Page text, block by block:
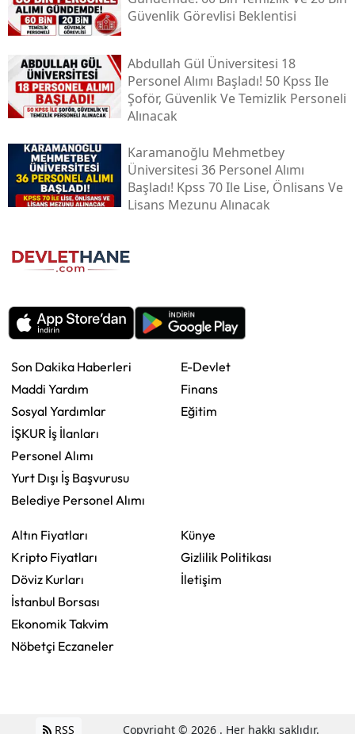
Güvenlik Görevlisi Beklentisi
Abdullah Gül Üniversitesi 18
Personel Alımı Başladı! 50 Kpss Ile
Şoför, Güvenlik Ve Temizlik Personeli
Alınacak
Karamanoğlu Mehmetbey
Üniversitesi 36 Personel Alımı
Başladı! Kpss 70 Ile Lise, Önlisans Ve
Lisans Mezunu Alınacak
Son Dakika Haberleri
Maddi Yardım
Sosyal Yardımlar
İŞKUR İş İlanları
Personel Alımı
Yurt Dışı İş Başvurusu
Belediye Personel Alımı
E-Devlet
Finans
Eğitim
Altın Fiyatları
Kripto Fiyatları
Döviz Kurları
İstanbul Borsası
Ekonomik Takvim
Nöbetçi Eczaneler
Künye
Gizlilik Politikası
İletişim
RSS Copyright © 2026 . Her hakkı saklıdır.